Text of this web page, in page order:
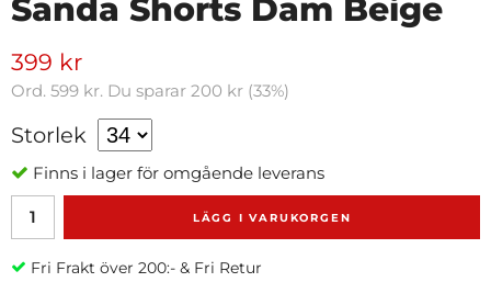
Sanda Shorts Dam Beige
399 kr
Ord. 599 kr. Du sparar 200 kr (33%)
Storlek
Finns i lager för omgående leverans
LÄGG I VARUKORGEN
Fri Frakt över 200:- & Fri Retur